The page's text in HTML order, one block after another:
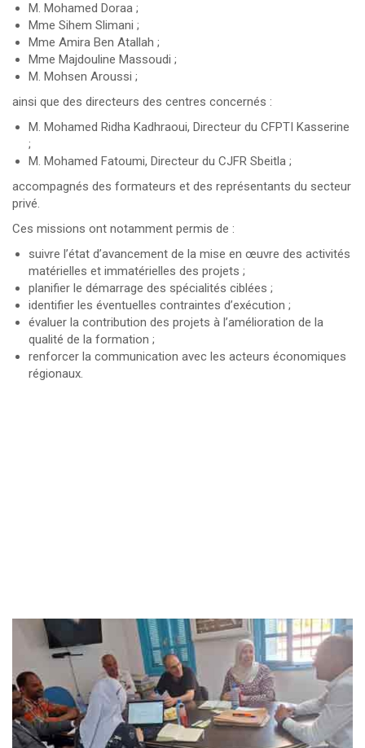
M. Mohamed Doraa ;
Mme Sihem Slimani ;
Mme Amira Ben Atallah ;
Mme Majdouline Massoudi ;
M. Mohsen Aroussi ;
ainsi que des directeurs des centres concernés :
M. Mohamed Ridha Kadhraoui, Directeur du CFPTI Kasserine
;
M. Mohamed Fatoumi, Directeur du CJFR Sbeitla ;
accompagnés des formateurs et des représentants du secteur
privé.
Ces missions ont notamment permis de :
suivre l’état d’avancement de la mise en œuvre des activités
matérielles et immatérielles des projets ;
planifier le démarrage des spécialités ciblées ;
identifier les éventuelles contraintes d’exécution ;
évaluer la contribution des projets à l’amélioration de la
qualité de la formation ;
renforcer la communication avec les acteurs économiques
régionaux.